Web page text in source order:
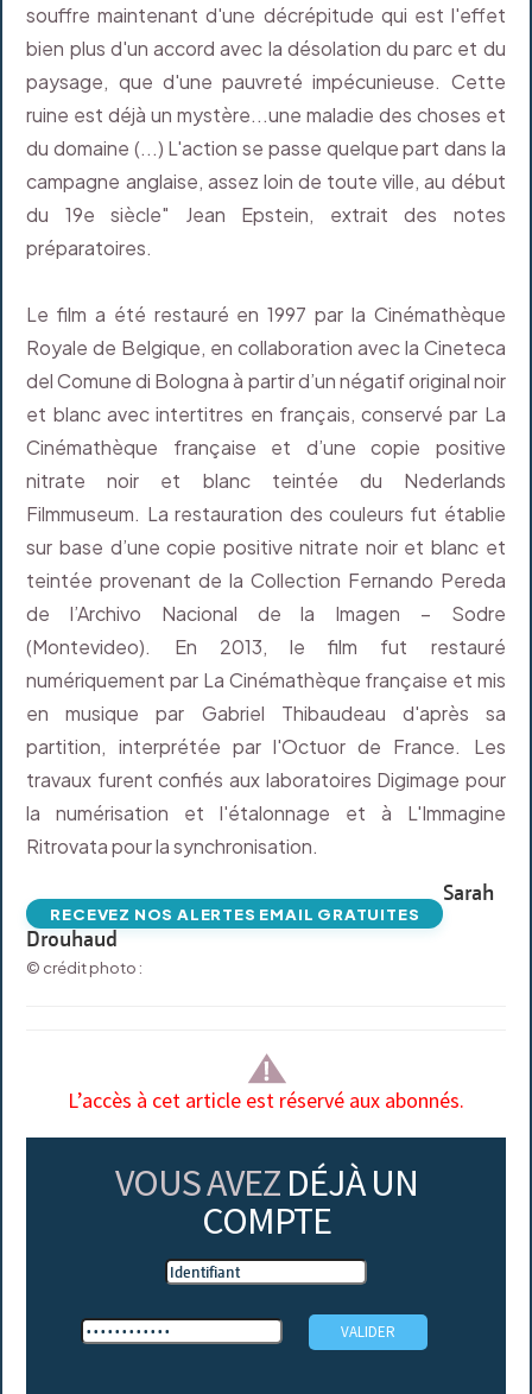
souffre maintenant d'une décrépitude qui est l'effet
bien plus d'un accord avec la désolation du parc et du
paysage, que d'une pauvreté impécunieuse. Cette
ruine est déjà un mystère...une maladie des choses et
du domaine (...) L'action se passe quelque part dans la
campagne anglaise, assez loin de toute ville, au début
du 19e siècle" Jean Epstein, extrait des notes
préparatoires.
Le film a été restauré en 1997 par la Cinémathèque
Royale de Belgique, en collaboration avec la Cineteca
del Comune di Bologna à partir d’un négatif original noir
et blanc avec intertitres en français, conservé par La
Cinémathèque française et d’une copie positive
nitrate noir et blanc teintée du Nederlands
Filmmuseum. La restauration des couleurs fut établie
sur base d’une copie positive nitrate noir et blanc et
teintée provenant de la Collection Fernando Pereda
de l’Archivo Nacional de la Imagen – Sodre
(Montevideo). En 2013, le film fut restauré
numériquement par La Cinémathèque française et mis
en musique par Gabriel Thibaudeau d'après sa
partition, interprétée par l'Octuor de France. Les
travaux furent confiés aux laboratoires Digimage pour
la numérisation et l'étalonnage et à L'Immagine
Ritrovata pour la synchronisation.
RECEVEZ NOS ALERTES EMAIL GRATUITES
Sarah
Drouhaud
© crédit photo :
L’accès à cet article est réservé aux abonnés.
VOUS AVEZ DÉJÀ UN
COMPTE